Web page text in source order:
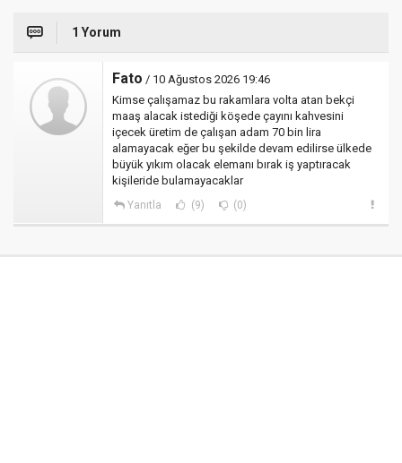
1 Yorum
Fato / 10 Ağustos 2026 19:46
Kimse çalışamaz bu rakamlara volta atan bekçi
maaş alacak istediği köşede çayını kahvesini
içecek üretim de çalışan adam 70 bin lira
alamayacak eğer bu şekilde devam edilirse ülkede
büyük yıkım olacak elemanı bırak iş yaptıracak
kişileride bulamayacaklar
Yanıtla (9) (0)